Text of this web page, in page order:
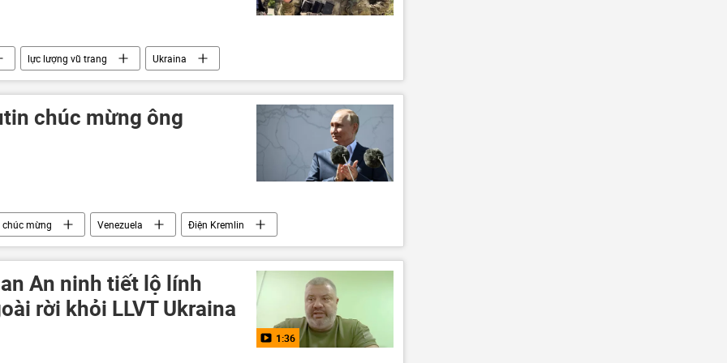
lực lượng vũ trang
Ukraina
Thế giới
Quân sự
máy bay chiến đấu
chúc mừng ông
chúc mừng Venezuela
Điện Kremlin
giới
An ninh tiết lộ lính
rời khỏi LLVT Ukraina
1:36